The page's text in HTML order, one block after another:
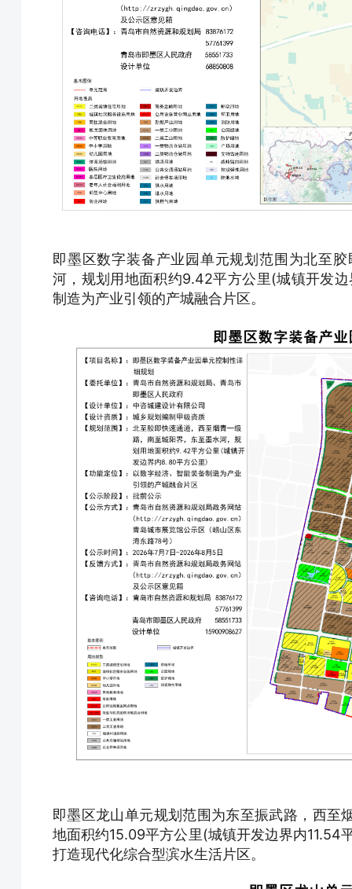
即墨区数字装备产业园单元规划范围为北至
河，规划用地面积约9.42平方公里(城镇开发
制造为产业引领的产城融合片区。
即墨区龙山单元规划范围为东至振武路，西至
地面积约15.09平方公里(城镇开发边界内11.54
打造现代化综合型滨水生活片区。